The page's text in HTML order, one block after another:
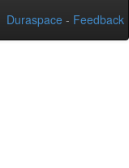
Duraspace - Feedback